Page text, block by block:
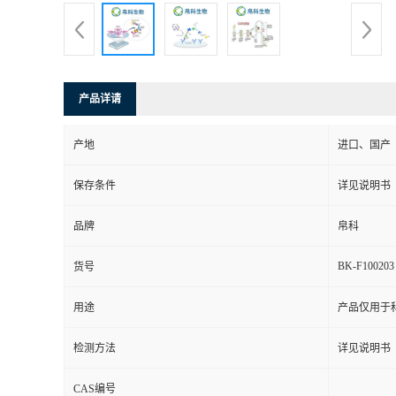
产品详请
产地 进口、国产
保存条件 详见说明书
品牌 帛科
货号 BK-F100203
用途 产品仅用于
检测方法 详见说明书
CAS编号